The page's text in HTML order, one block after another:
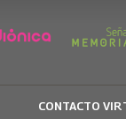
CONTACTO